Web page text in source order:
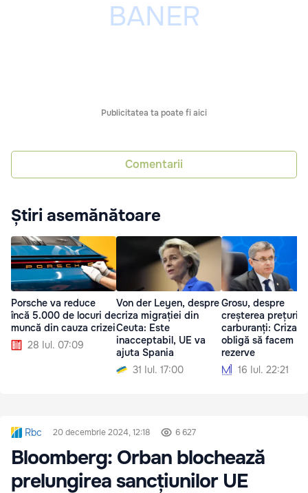
Publicitatea ta poate fi aici
Comentarii
Știri asemănătoare
Porsche va reduce
încă 5.000 de locuri de
muncă din cauza crizei
28 Iul. 07:09
Von der Leyen, despre
criza migrației din
Ceuta: Este
inacceptabil, UE va
ajuta Spania
31 Iul. 17:00
Grosu, despre
creșterea
carburanți: Criza
obligă să facem
rezerve
16 Iul. 22:21
Rbc 20 decembrie 2024, 12:18 6 627
Bloomberg: Orban blochează
prelungirea sancțiunilor UE